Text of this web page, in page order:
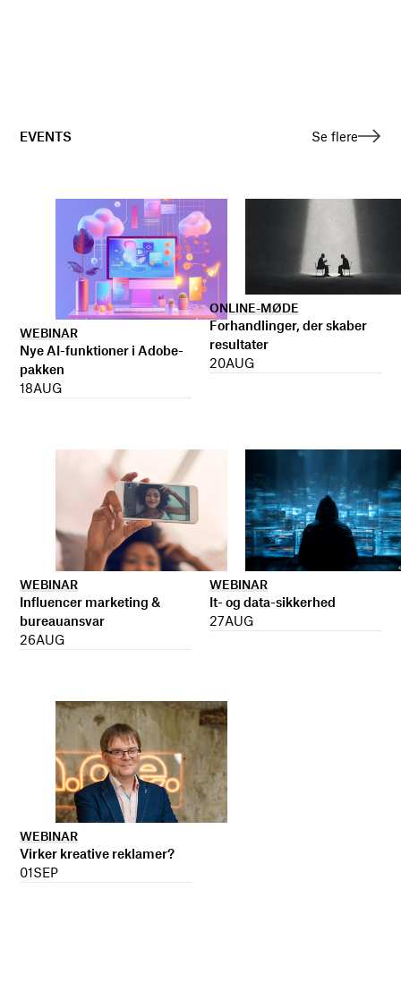
EVENTS Se flere
WEBINAR
Nye AI-funktioner i Adobe-
pakken
18AUG
ONLINE-MØDE
Forhandlinger, der skaber
resultater
20AUG
WEBINAR
Influencer marketing &
bureauansvar
26AUG
WEBINAR
It- og data-sikkerhed
27AUG
WEBINAR
Virker kreative reklamer?
01SEP